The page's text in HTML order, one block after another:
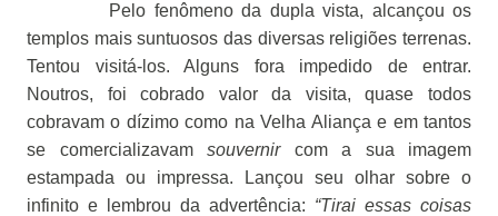
Pelo fenômeno da dupla vista, alcançou os
templos mais suntuosos das diversas religiões terrenas.
Tentou visitá-los. Alguns fora impedido de entrar.
Noutros, foi cobrado valor da visita, quase todos
cobravam o dízimo como na Velha Aliança e em tantos
se comercializavam souvernircom a sua imagem
estampada ou impressa. Lançou seu olhar sobre o
infinito e lembrou da advertência: “Tirai essas coisas